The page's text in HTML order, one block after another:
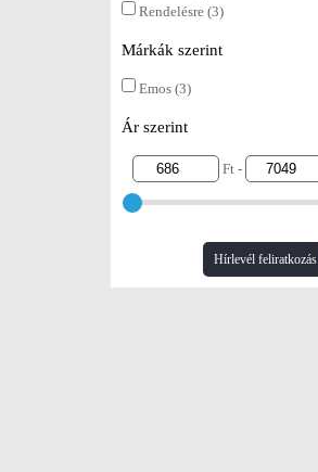
Rendelésre (3)
Márkák szerint
Emos (3)
Ár szerint
Ft -
Hírlevél feliratkozás